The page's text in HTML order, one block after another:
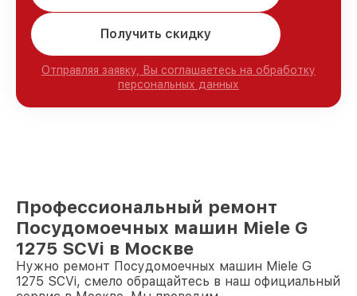
Получить скидку
Отправляя заявку, Вы соглашаетесь на обработку
персональных данных
Профессиональный ремонт
Посудомоечных машин Miele G
1275 SCVi в Москве
Нужно ремонт Посудомоечных машин Miele G
1275 SCVi, смело обращайтесь в наш официальный